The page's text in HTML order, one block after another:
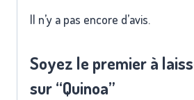
Il n’y a pas encore d’avis.
Soyez le premier à
sur “Quinoa”